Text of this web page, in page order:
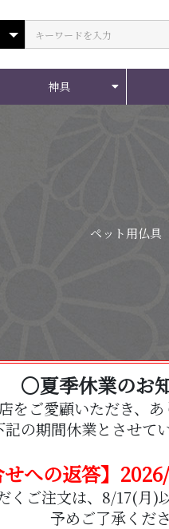
神具
ペット用仏具
〇夏季休業のお
をご愛顧いただき、
記の期間休業とさせて
せへの返答】
ご注文は、8/17(月)
予めご了承くださ